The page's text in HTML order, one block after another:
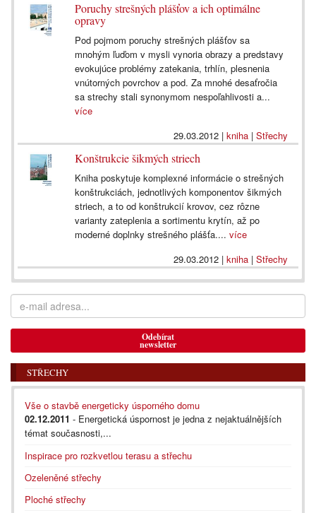
Poruchy strešných plášťov a ich optimálne
opravy
Pod pojmom poruchy strešných plášťov sa
mnohým ľuďom v mysli vynoria obrazy a predstavy
evokujúce problémy zatekania, trhlín, plesnenia
vnútorných povrchov a pod. Za mnohé desaťročia
sa strechy stali synonymom nespoľahlivosti a...
více
29.03.2012| kniha| Střechy
Konštrukcie šikmých striech
Kniha poskytuje komplexné informácie o strešných
konštrukciách, jednotlivých komponentov šikmých
striech, a to od konštrukcií krovov, cez rôzne
varianty zateplenia a sortimentu krytín, až po
moderné doplnky strešného plášťa....více
29.03.2012| kniha| Střechy
Odebírat
newsletter
STŘECHY
Vše o stavbě energeticky úsporného domu
02.12.2011 - Energetická úspornost je jedna z nejaktuálnějších
témat současnosti,...
Inspirace pro rozkvetlou terasu a střechu
Ozeleněné střechy
Ploché střechy